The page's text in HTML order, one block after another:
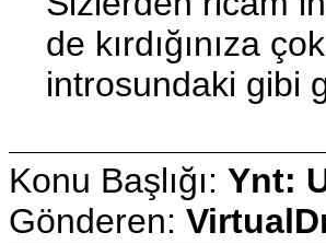
de kırdığınıza
introsundaki gibi
Konu Başlığı: Ynt:
Gönderen: